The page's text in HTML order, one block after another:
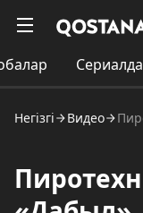
Негізгі Видео